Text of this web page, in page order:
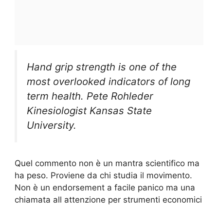
Hand grip strength is one of the
most overlooked indicators of long
term health. Pete Rohleder
Kinesiologist Kansas State
University.
Quel commento non è un mantra scientifico ma
ha peso. Proviene da chi studia il movimento.
Non è un endorsement a facile panico ma una
chiamata all attenzione per strumenti economici